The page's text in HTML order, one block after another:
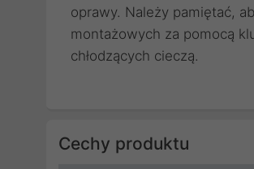
oprawy. Należy pamiętać,
montażowych za pomocą
chłodzących cieczą.
Cechy produktu